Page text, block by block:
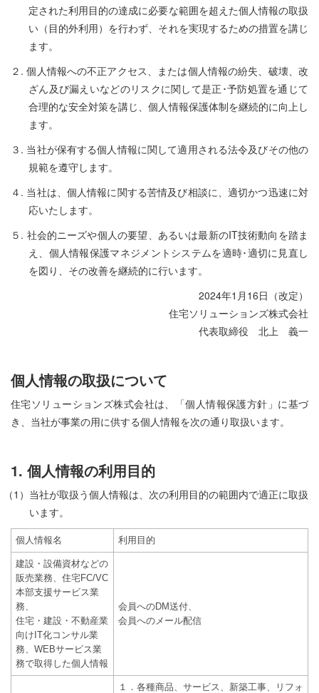
定された利用目的の達成に必要な範囲を超えた個人情報の取扱
い（目的外利用）を行わず、それを実現するための措置を講じ
ます。
２. 個人情報への不正アクセス、または個人情報の紛失、破壊、改
ざん及び漏えいなどのリスクに関して是正･予防処置を通じて
合理的な安全対策を講じ、個人情報保護体制を継続的に向上し
ます。
３. 当社が保有する個人情報に関して適用される法令及びその他の
規範を遵守します。
４. 当社は、個人情報に関する苦情及び相談に、適切かつ迅速に対
応いたします。
５. 社会的ニーズや個人の要望、あるいは最新のIT技術動向を踏ま
え、個人情報保護マネジメントシステムを適時･適切に見直し
を図り、その改善を継続的に行います。
2024年1月16日（改定）
住宅ソリューションズ株式会社
代表取締役 北上 義一
個人情報の取扱について
住宅ソリューションズ株式会社は、「個人情報保護方針」に基づ
き、当社が事業の用に供する個人情報を次の通り取扱います。
1. 個人情報の利用目的
（1）当社が取扱う個人情報は、次の利用目的の範囲内で適正に取扱
います。
個人情報名 利用目的
建設・設備資材などの
販売業務、住宅FC/VC
本部支援サービス業
務、
住宅・建設・不動産業
向けIT化コンサル業
務、WEBサービス業
務で取得した個人情報
会員へのDM送付、
会員へのメール配信
１．各種商品、サービス、新築工事、リフォ